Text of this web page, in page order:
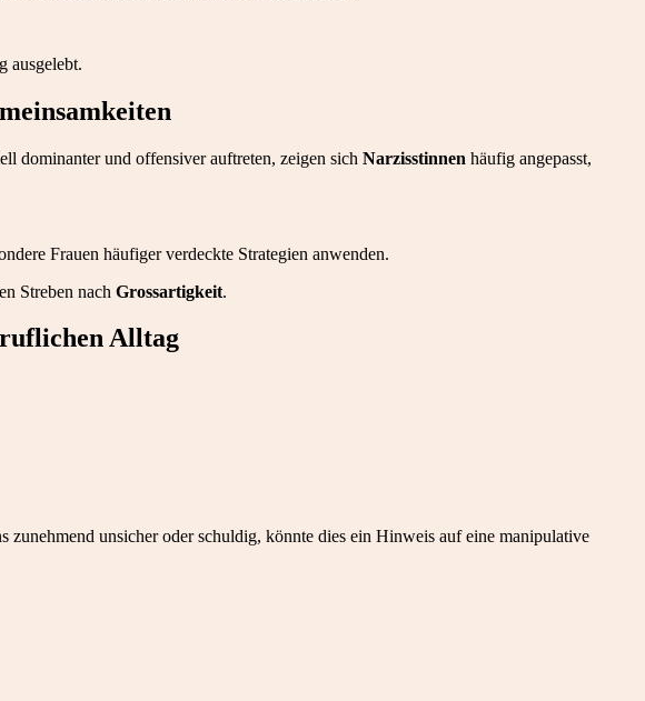
ausgelebt.
dominanter und offensiver auftreten, zeigen sich Narzisstinnen häufig angepasst,
Frauen häufiger verdeckte Strategien anwenden.
Streben nach Grossartigkeit.
Alltag
zunehmend unsicher oder schuldig, könnte dies ein Hinweis auf eine manipulative